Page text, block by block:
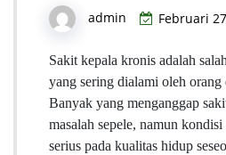
admin Februari
Sakit kepala kronis adalah
yang sering dialami oleh orang
Banyak yang menganggap
masalah sepele, namun
serius pada kualitas hidup